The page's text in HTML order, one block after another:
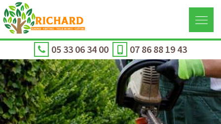
05 33 06 34 00 07 86 88 19 43